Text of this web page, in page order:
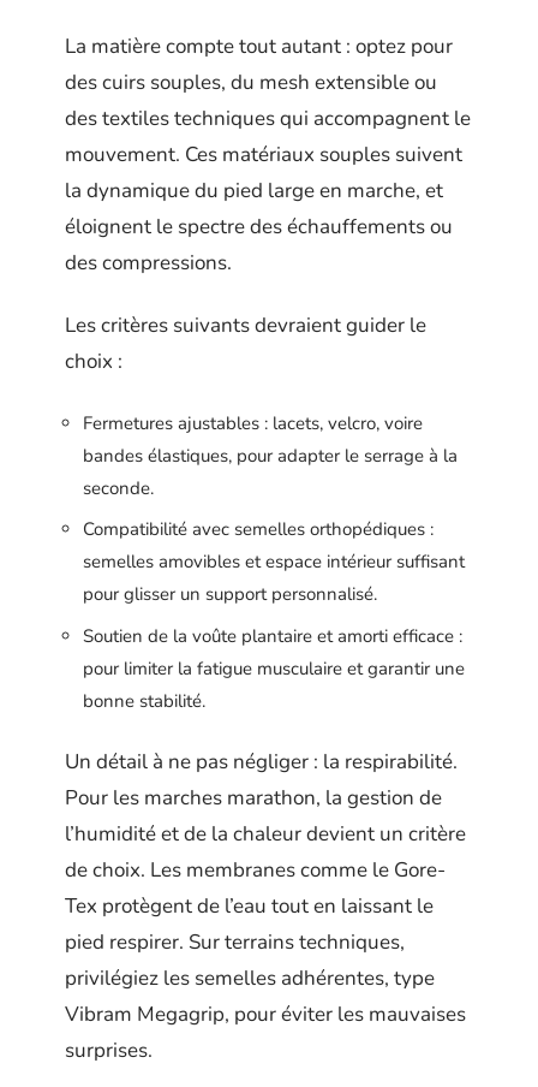
La matière compte tout autant : optez pour
des cuirs souples, du mesh extensible ou
des textiles techniques qui accompagnent le
mouvement. Ces matériaux souples suivent
la dynamique du pied large en marche, et
éloignent le spectre des échauffements ou
des compressions.
Les critères suivants devraient guider le
choix :
Fermetures ajustables : lacets, velcro, voire
bandes élastiques, pour adapter le serrage à la
seconde.
Compatibilité avec semelles orthopédiques :
semelles amovibles et espace intérieur suffisant
pour glisser un support personnalisé.
Soutien de la voûte plantaire et amorti efficace :
pour limiter la fatigue musculaire et garantir une
bonne stabilité.
Un détail à ne pas négliger : la respirabilité.
Pour les marches marathon, la gestion de
l’humidité et de la chaleur devient un critère
de choix. Les membranes comme le Gore-
Tex protègent de l’eau tout en laissant le
pied respirer. Sur terrains techniques,
privilégiez les semelles adhérentes, type
Vibram Megagrip, pour éviter les mauvaises
surprises.